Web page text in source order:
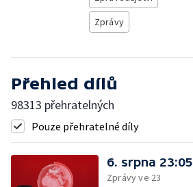
Zprávy
Přehled dílů
98313 přehratelných
Pouze přehratelné díly
6. srpna 23:05
Zprávy ve 23